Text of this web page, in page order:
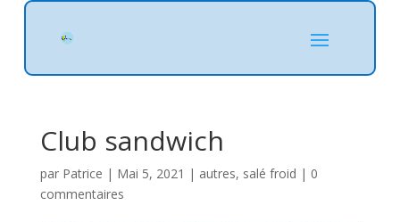
Club sandwich
par Patrice | Mai 5, 2021 | autres, salé froid | 0
commentaires